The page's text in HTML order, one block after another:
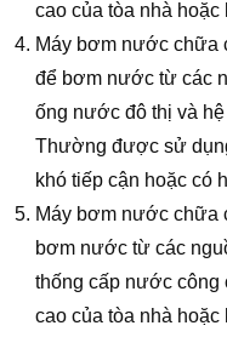
cao của tòa nhà
Máy bơm nước chữa
để bơm nước từ các
ống nước đô thị và
Thường được sử
khó tiếp cận hoặc có
Máy bơm nước chữa
bơm nước từ các
thống cấp nước công
cao của tòa nhà